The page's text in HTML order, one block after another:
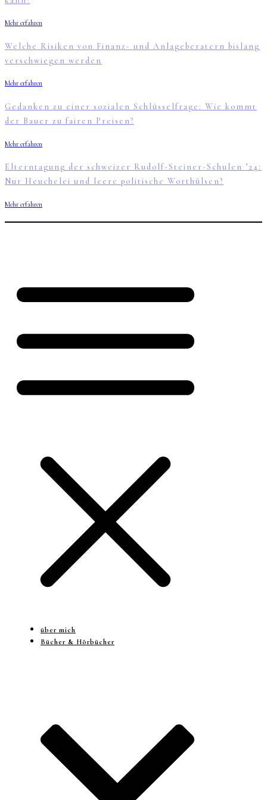
Mehr erfahren
Welche Risiken von Finanz- und Anlageberatern bislang
verschwiegen werden
Mehr erfahren
Gedanken zu einer sozialen Schlüsselfrage: Wie kommt
der Bauer zu fairen Preisen?
Mehr erfahren
Elterntagung der schweizer Rudolf-Steiner-Schulen ’24:
Nur Heuchelei und leere politische Worthülsen?
Mehr erfahren
über mich
Bücher & Hörbücher